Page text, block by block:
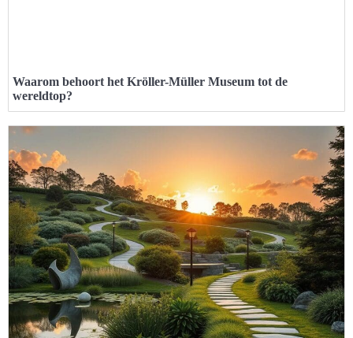
Waarom behoort het Kröller-Müller Museum tot de
wereldtop?